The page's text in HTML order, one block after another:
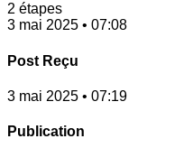
2 étapes
3 mai 2025 • 07:08
Post Reçu
3 mai 2025 • 07:19
Publication